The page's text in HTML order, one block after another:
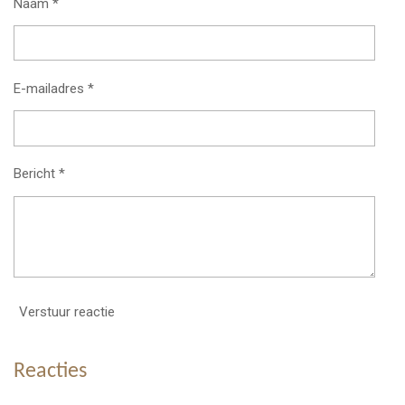
E-mailadres *
Bericht *
Verstuur reactie
Reacties